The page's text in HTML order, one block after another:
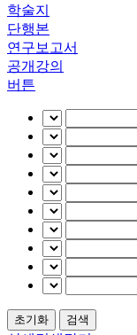
학술지
단행본
연구보고서
공개강의
버튼